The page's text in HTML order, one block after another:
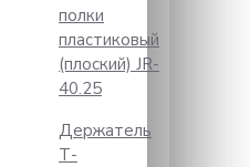
полки
пластиковый
(плоский) JR-
40.25
Держатель
Т-